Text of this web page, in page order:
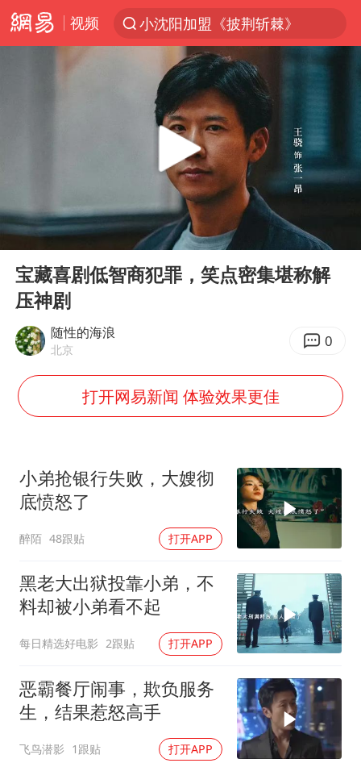
视频
小沈阳加盟《披荆斩棘》
台风“白海豚”登陆 各地各部门全力应对
20岁中国富二代在泰国被杀
白海豚雨量超越利奇马、巴威
人形机器人第一股
多地银行上调存款利率
上海地铁4条线路全线停运
白海豚路径图
NBA传奇教练老尼尔森去世
4.2平卫生间补漏注胶花1.55万
律师谈贾冰私人饭局被偷拍
5万小车卖不动 微型代步车集体遇冷
手机真会“偷听”我们说话吗
梅婷12岁女儿百花奖发言
从科技创新看开局起步的时与势
Play
00:00 00:38
宝藏喜剧低智商犯罪，笑点密集堪称解
压神剧
随性的海浪
北京 0
打开网易新闻 体验效果更佳
小弟抢银行失败，大嫂彻
底愤怒了
醉陌 48跟贴 打开APP
黑老大出狱投靠小弟，不
料却被小弟看不起
每日精选好电影 2跟贴 打开APP
恶霸餐厅闹事，欺负服务
生，结果惹怒高手
飞鸟潜影 1跟贴 打开APP